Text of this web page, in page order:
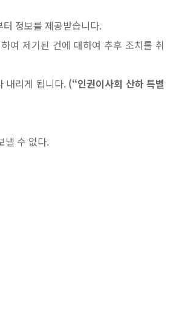
정보를 제공받습니다.
여 제기된 건에 대하여 추후 조치를 취
내리게 됩니다.(“인권이사회 산하 특별
낼 수 없다.